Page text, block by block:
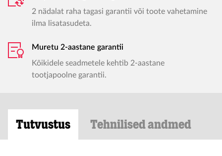
2 nädalat raha tagasi garantii või toote vahetamine
ilma lisatasudeta.
Muretu 2-aastane garantii
Kõikidele seadmetele kehtib 2-aastane
tootjapoolne garantii.
Tutvustus Tehnilised andmed